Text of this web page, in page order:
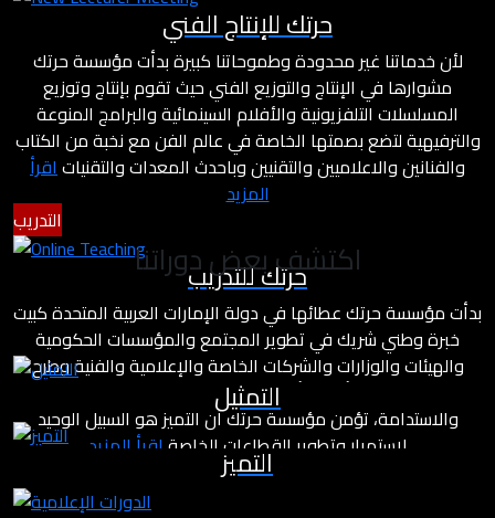
حرتك للإنتاج الفني
لأن خدماتنا غير محدودة وطموحاتنا كبيرة بدأت مؤسسة حرتك
مشوارها في الإنتاج والتوزيع الفني حيث تقوم بإنتاج وتوزيع
المسلسلات التلفزيونية والأفلام السينمائية والبرامج المنوعة
والترفيهية لتضع بصمتها الخاصة في عالم الفن مع نخبة من الكتاب
والفنانين والاعلاميين والتقنيين وباحدث المعدات والتقنياتاقرأ
المزيد
التدريب
حرتك للتدريب
بدأت مؤسسة حرتك عطائها في دولة الإمارات العربية المتحدة كبيت
خبرة وطني شريك في تطوير المجتمع والمؤسسات الحكومية
والهيئات والوزارات والشركات الخاصة والإعلامية والفنية وطرح
مشاريع درامية وأفلام بأسلوب مختلف يعتمد على معايير التميز
والاستدامة، تؤمن مؤسسة حرتك أن التميز هو السبيل الوحيد
لاستمرار وتطوير القطاعات الخاصة اقرأ المزيد
اكتشف بعض دوراتنا
التمثيل
التميز